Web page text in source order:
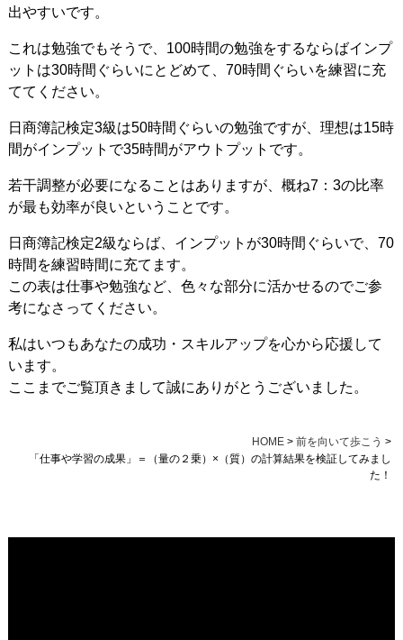
出やすいです。
これは勉強でもそうで、100時間の勉強をするならばインプ
ットは30時間ぐらいにとどめて、70時間ぐらいを練習に充
ててください。
日商簿記検定3級は50時間ぐらいの勉強ですが、理想は15時
間がインプットで35時間がアウトプットです。
若干調整が必要になることはありますが、概ね7：3の比率
が最も効率が良いということです。
日商簿記検定2級ならば、インプットが30時間ぐらいで、70
時間を練習時間に充てます。
この表は仕事や勉強など、色々な部分に活かせるのでご参
考になさってください。
私はいつもあなたの成功・スキルアップを心から応援して
います。
ここまでご覧頂きまして誠にありがとうございました。
HOME> 前を向いて歩こう >
「仕事や学習の成果」＝（量の２乗）×（質）の計算結果を検証してみまし
た！